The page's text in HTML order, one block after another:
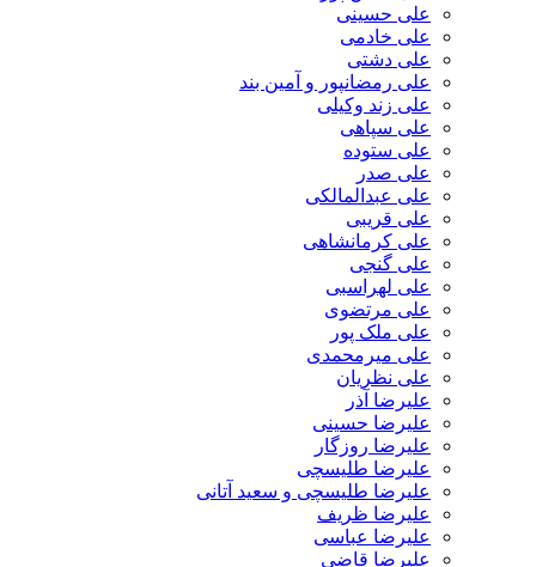
علی حسینی
علی خادمی
علی دشتی
علی رمضانپور و آمین بند
علی زند وکیلی
علی سپاهی
علی ستوده
علی صدر
علی عبدالمالکی
علی قریبی
علی کرمانشاهی
علی گنجی
علی لهراسبی
علی مرتضوی
علی ملک پور
علی میرمحمدی
علی نظریان
علیرضا آذر
علیرضا حسینی
علیرضا روزگار
علیرضا طلیسچی
علیرضا طلیسچی و سعید آتانی
علیرضا ظریف
علیرضا عباسی
علیرضا قاضی